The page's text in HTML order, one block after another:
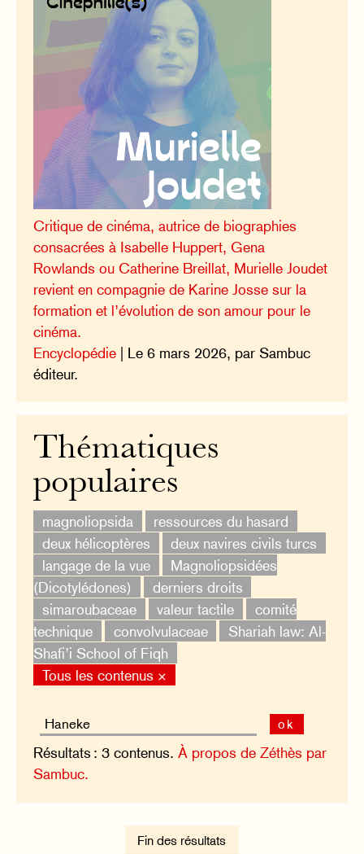
Critique de cinéma, autrice de biographies
consacrées à Isabelle Huppert, Gena
Rowlands ou Catherine Breillat, Murielle Joudet
revient en compagnie de Karine Josse sur la
formation et l’évolution de son amour pour le
cinéma.
Encyclopédie | Le 6 mars 2026, par Sambuc
éditeur.
Thématiques
populaires
magnoliopsida
ressources du hasard
deux hélicoptères
deux navires civils turcs
langage de la vue
Magnoliopsidées
(Dicotylédones)
derniers droits
simaroubaceae
valeur tactile
comité
technique
convolvulaceae
Shariah law: Al-
Shafi’i School of Fiqh
Tous les contenus ×
ok
Résultats : 3 contenus.À propos de Zéthès par
Sambuc.
Fin des résultats